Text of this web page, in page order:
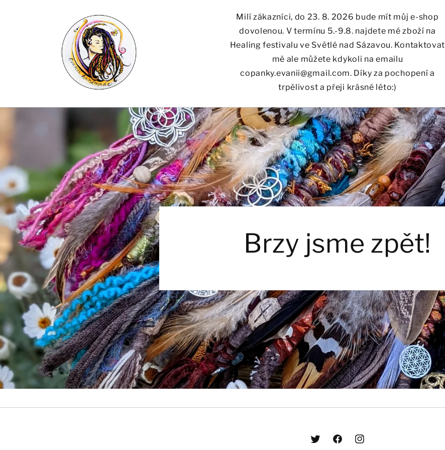
Milí zákazníci, do 23. 8. 2026 bude mít můj e-shop
dovolenou. V termínu 5.-9.8. najdete mé zboží na
Healing festivalu ve Světlé nad Sázavou. Kontaktovat
mě ale můžete kdykoli na emailu
copanky.evanii@gmail.com. Díky za pochopení a
trpělivost a přeji krásné léto:)
Brzy jsme zpět!
TwitterFacebookInstagram